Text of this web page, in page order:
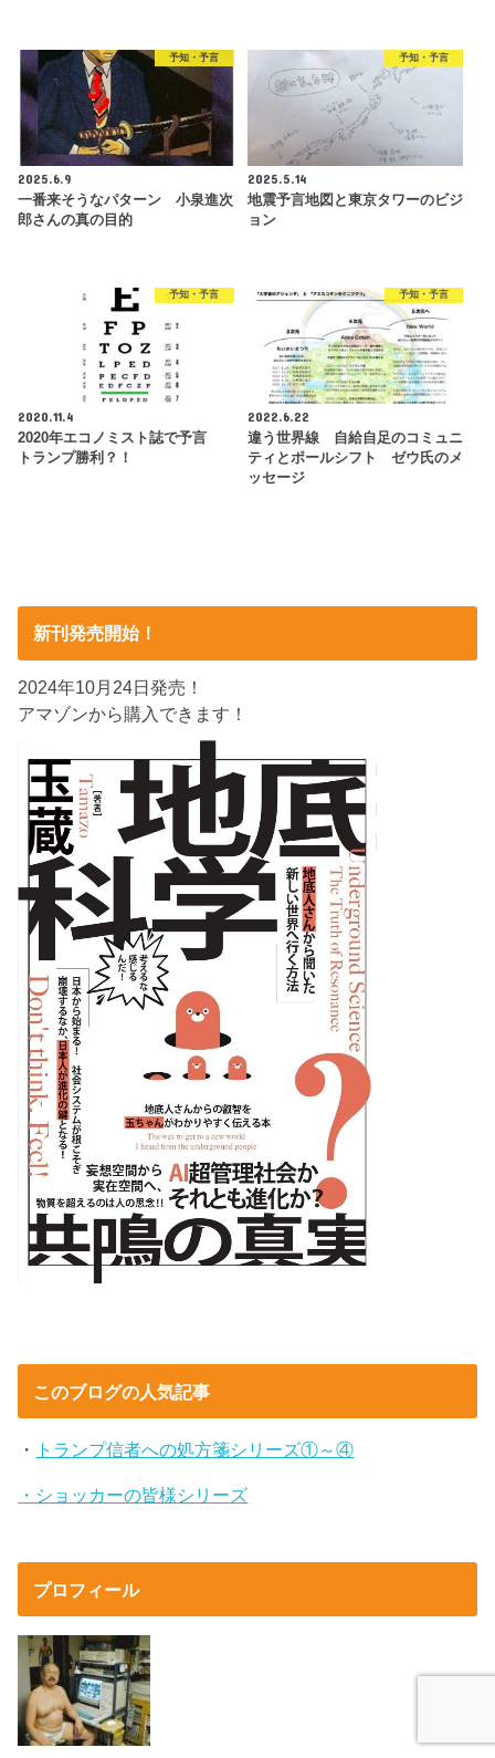
予知・予言
2025.6.9
一番来そうなパターン 小泉進次
郎さんの真の目的
予知・予言
2025.5.14
地震予言地図と東京タワーのビジ
ョン
予知・予言
2020.11.4
2020年エコノミスト誌で予言
トランプ勝利？！
予知・予言
2022.6.22
違う世界線 自給自足のコミュニ
ティとポールシフト ゼウ氏のメ
ッセージ
新刊発売開始！
2024年10月24日発売！
アマゾンから購入できます！
このブログの人気記事
・ トランプ信者への処方箋シリーズ①～④
・ショッカーの皆様シリーズ
プロフィール